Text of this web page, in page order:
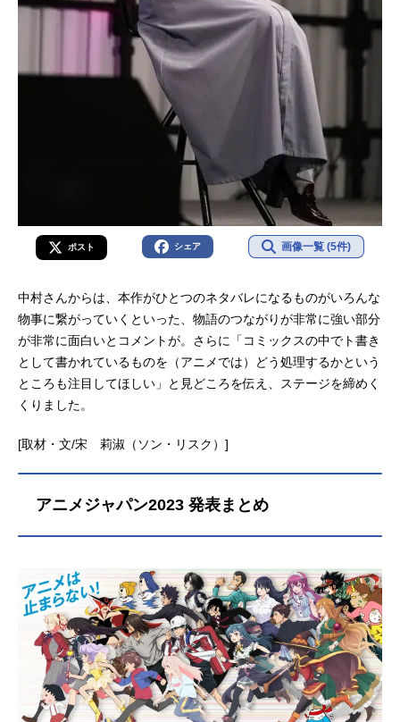
ポスト シェア 画像一覧 (5件)
中村さんからは、本作がひとつのネタバレになるものがいろんな
物事に繋がっていくといった、物語のつながりが非常に強い部分
が非常に面白いとコメントが。さらに「コミックスの中でト書き
として書かれているものを（アニメでは）どう処理するかという
ところも注目してほしい」と見どころを伝え、ステージを締めく
くりました。
[取材・文/宋 莉淑（ソン・リスク）]
アニメジャパン2023 発表まとめ